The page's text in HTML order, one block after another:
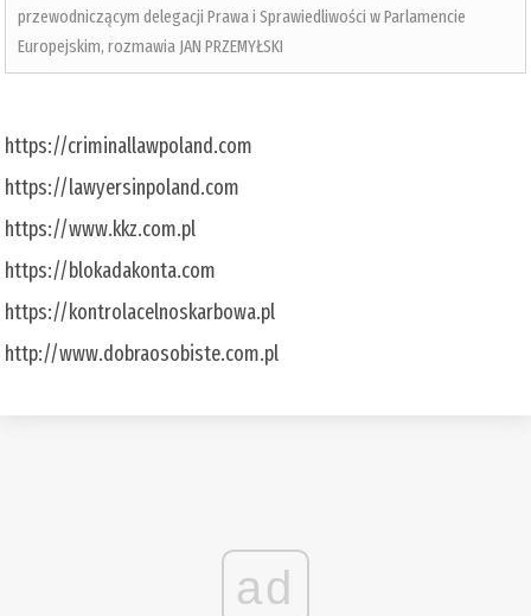
przewodniczącym delegacji Prawa i Sprawiedliwości w Parlamencie
Europejskim, rozmawia JAN PRZEMYŁSKI
https://criminallawpoland.com
https://lawyersinpoland.com
https://www.kkz.com.pl
https://blokadakonta.com
https://kontrolacelnoskarbowa.pl
http://www.dobraosobiste.com.pl
ad